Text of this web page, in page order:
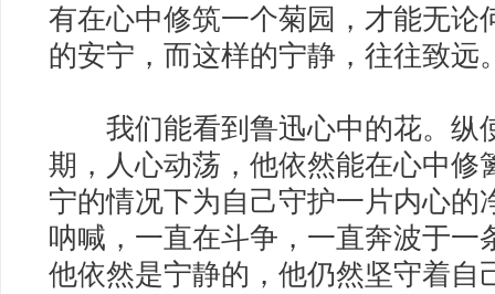
有在心中修筑一个菊园，才能无论
的安宁，而这样的宁静，往往致远
我们能看到鲁迅心中的花。纵
期，人心动荡，他依然能在心中修
宁的情况下为自己守护一片内心的
呐喊，一直在斗争，一直奔波于一
他依然是宁静的，他仍然坚守着自